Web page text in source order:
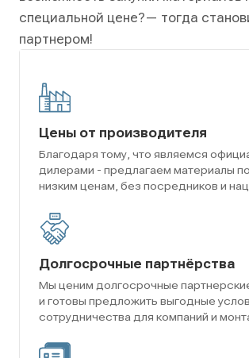
специальной цене?— тогда
партнером!
Цены от производителя
Благодаря тому, что являемся
дилерами - предлагаем материалы
низким ценам, без посредников и
Долгосрочные партнёрства
Мы ценим долгосрочные
и готовы предложить выгодные
сотрудничества для компаний и